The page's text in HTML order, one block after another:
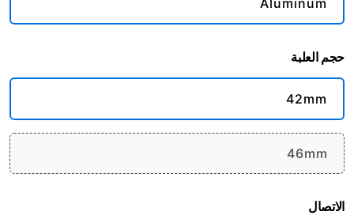
حجم العلبة
42mm
46mm
الاتصال